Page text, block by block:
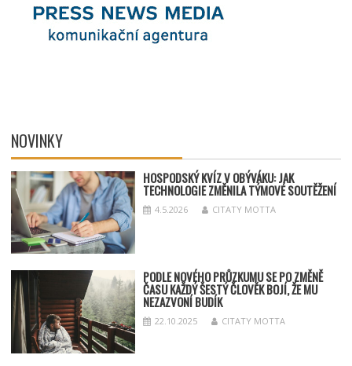
NOVINKY
HOSPODSKÝKVÍZ V OBÝVÁKU: JAK
TECHNOLOGIE ZMĚNILA TÝMOVÉ SOUTĚŽENÍ
4.5.2026 CITATY MOTTA
PODLE NOVÉHO PRŮZKUMU SE PO ZMĚNĚ
ČASU KAŽDÝ ŠESTÝ ČLOVĚK BOJÍ, ŽE MU
NEZAZVONÍ BUDÍK
22.10.2025 CITATY MOTTA